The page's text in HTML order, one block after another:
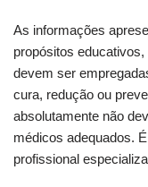
As informações
propósitos
devem ser
cura, redução ou
absolutamente não
médicos adequados.
profissional